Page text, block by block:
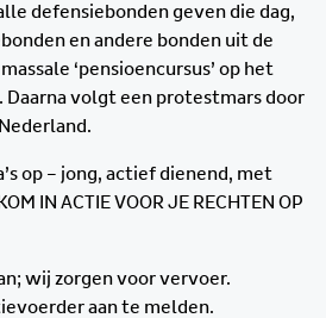
defensiebonden geven die dag,
en andere bonden uit de
‘pensioencursus’ op het
Daarna volgt een protestmars door
op – jong, actief dienend, met
IN ACTIE VOOR JE RECHTEN OP
wij zorgen voor vervoer.
aan te melden.